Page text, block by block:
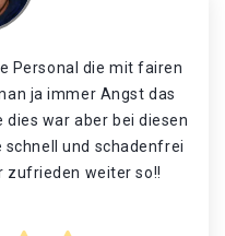
Personal die mit fairen
ja immer Angst das
war aber bei diesen
schnell und schadenfrei
zufrieden weiter so!!